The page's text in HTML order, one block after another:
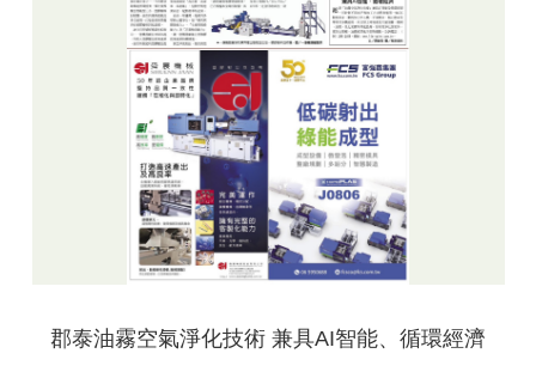
郡泰油霧空氣淨化技術 兼具AI智能、循環經濟